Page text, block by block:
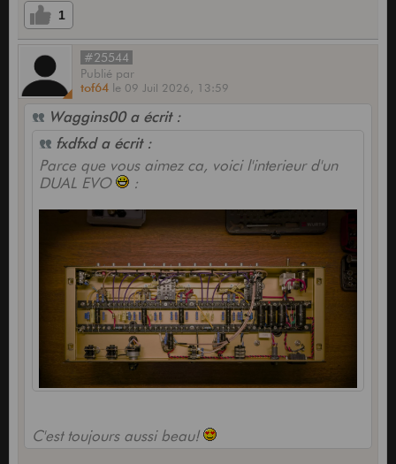
1
#25544
Publié par
tof64 le 09 Juil 2026, 13:59
Waggins00 a écrit :
fxdfxd a écrit :
Parce que vous aimez ca, voici l'interieur d'un
DUAL EVO
:
C'est toujours aussi beau!